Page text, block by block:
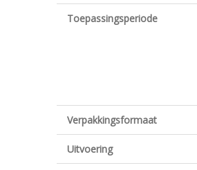
Toepassingsperiode
Verpakkingsformaat
Uitvoering